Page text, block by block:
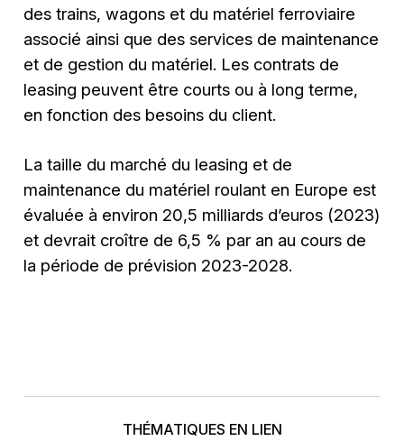
des trains, wagons et du matériel ferroviaire
associé ainsi que des services de maintenance
et de gestion du matériel. Les contrats de
leasing peuvent être courts ou à long terme,
en fonction des besoins du client.
La taille du marché du leasing et de
maintenance du matériel roulant en Europe est
évaluée à environ 20,5 milliards d’euros (2023)
et devrait croître de 6,5 % par an au cours de
la période de prévision 2023-2028.
THÉMATIQUES EN LIEN